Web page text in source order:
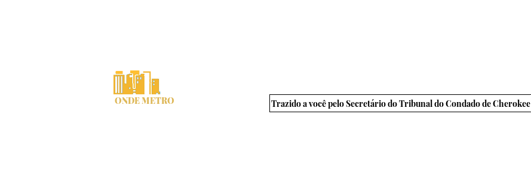
Trazido a você pelo Secretário do Tribunal do Condado de Cherokee
ONDE METRO